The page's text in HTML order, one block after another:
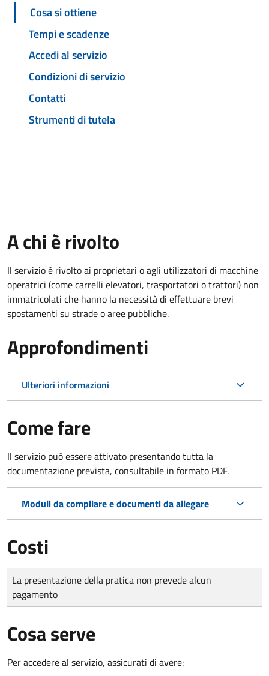
Cosa si ottiene
Tempi e scadenze
Accedi al servizio
Condizioni di servizio
Contatti
Strumenti di tutela
A chi è rivolto
Il servizio è rivolto ai proprietari o agli utilizzatori di macchine
operatrici (come carrelli elevatori, trasportatori o trattori) non
immatricolati che hanno la necessità di effettuare brevi
spostamenti su strade o aree pubbliche.
Approfondimenti
Ulteriori informazioni
Come fare
Il servizio può essere attivato presentando tutta la
documentazione prevista, consultabile in formato PDF.
Moduli da compilare e documenti da allegare
Costi
Tipo di pagamento
Importo
La presentazione della pratica non prevede alcun
pagamento
Cosa serve
Per accedere al servizio, assicurati di avere: